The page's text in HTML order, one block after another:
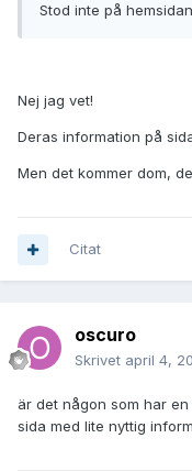
Stod inte på hemsidan
Nej jag vet!
Deras information på
Men det kommer dom,
Citat
oscuro
Skrivet april 4,
är det någon som har
sida med lite nyttig